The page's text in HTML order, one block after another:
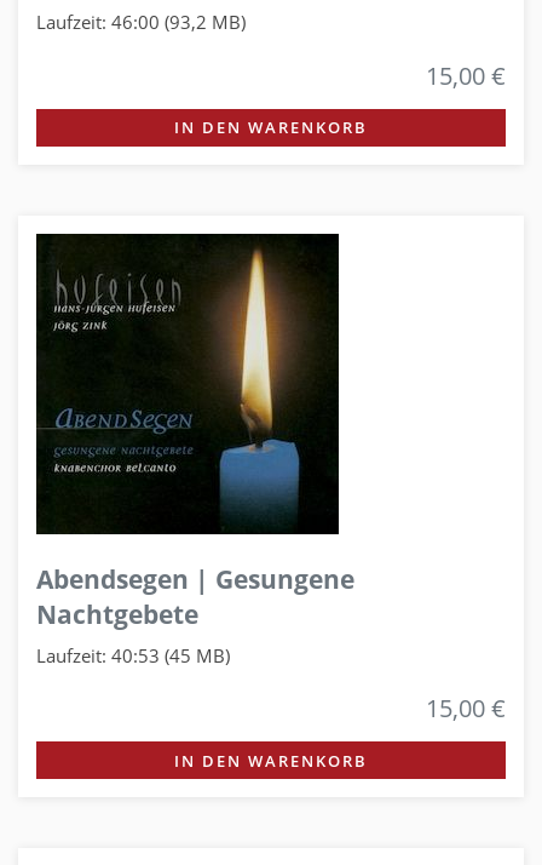
Laufzeit: 46:00 (93,2 MB)
15,00 €
IN DEN WARENKORB
Abendsegen | Gesungene
Nachtgebete
Laufzeit: 40:53 (45 MB)
15,00 €
IN DEN WARENKORB